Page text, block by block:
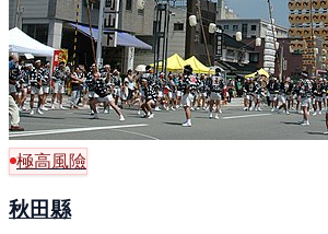
極高風險
秋田縣